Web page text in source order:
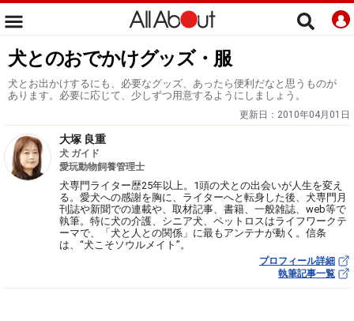
犬とのおでかけグッズ・服
犬とお出かけするにも、必要なグッズ、あったら便利だなと思うものが
あります。必要に応じて、少しずつ用意するようにしましょう。
更新日： 2010年04月01日
大塚 良重
犬 ガイド
愛玩動物飼養管理士
犬専門ライター歴25年以上。1頭の犬との出会いが人生を変え
る。愛犬への感謝を胸に、ライターへと転身した後、犬専門月
刊誌や新聞での連載や、取材記事、書籍、一般雑誌、web等で
執筆。特に犬の介護、シニア犬、ペットロスはライフワークテ
ーマで、「犬と人との関係」に最もアンテナが動く。信条
は、“犬こそソウルメイト”。
プロフィール詳細
執筆記事一覧